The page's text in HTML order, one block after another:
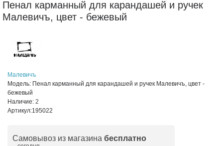
Пенал карманный для карандашей и ручек
Малевичъ, цвет - бежевый
Малевичъ
Модель: Пенал карманный для карандашей и ручек Малевичъ, цвет -
бежевый
Наличие: 2
Артикул:195022
Самовывоз из магазина бесплатно